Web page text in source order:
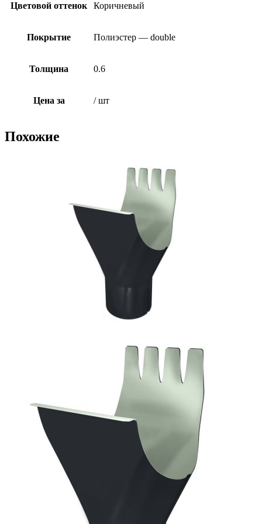
Цветовой оттенок Коричневый
Покрытие Полиэстер — double
Толщина 0.6
Цена за / шт
Похожие